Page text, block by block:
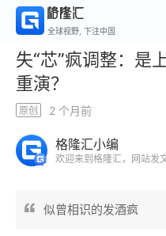
全球视野, 下注中国
失“芯”疯调整：是
重演？
原创 2 个月前
格隆汇小编
欢迎来到格隆汇，网站发
似曾相识的发酒疯